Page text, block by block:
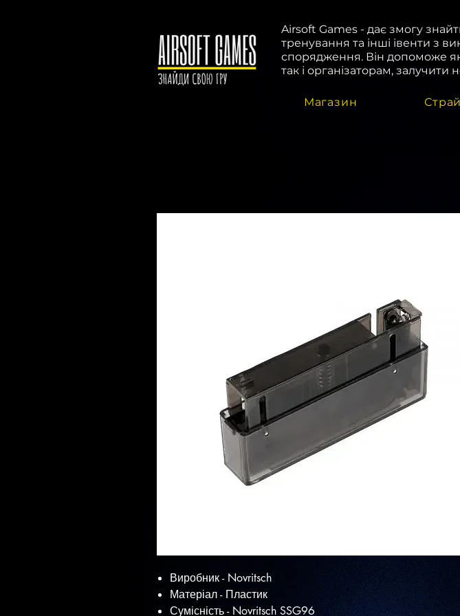
Airsoft Games - дає змогу
тренування та інші івенти з
спорядження. Він допоможе як
так і організаторам, залучити
Магазин
Виробник - Novritsch
Матеріал - Пластик
Сумісність - Novritsch SSG96